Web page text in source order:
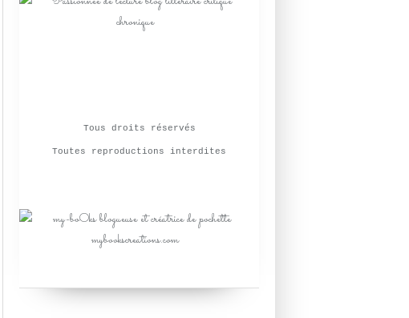
Tous droits réservés
Toutes reproductions interdites